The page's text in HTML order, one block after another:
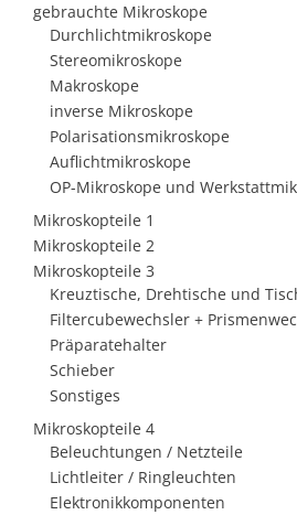
gebrauchte Mikroskope
Durchlichtmikroskope
Stereomikroskope
Makroskope
inverse Mikroskope
Polarisationsmikroskope
Auflichtmikroskope
OP-Mikroskope und
Mikroskopteile 1
Mikroskopteile 2
Mikroskopteile 3
Kreuztische, Drehtische und
Filtercubewechsler +
Präparatehalter
Schieber
Sonstiges
Mikroskopteile 4
Beleuchtungen / Netzteile
Lichtleiter / Ringleuchten
Elektronikkomponenten